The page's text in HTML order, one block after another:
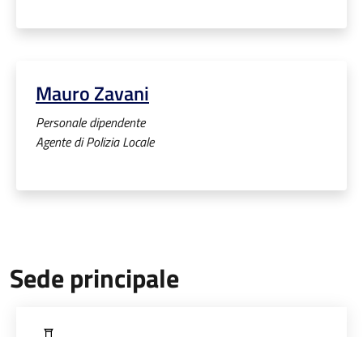
Mauro Zavani
Personale dipendente
Agente di Polizia Locale
Sede principale